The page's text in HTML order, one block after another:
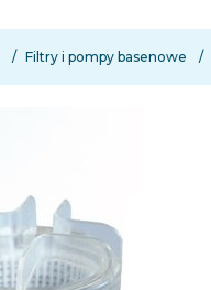
Filtry i pompy basenowe